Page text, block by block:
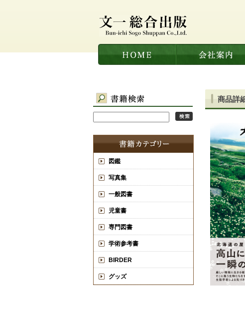
図鑑
写真集
一般図書
児童書
専門図書
学術参考書
BIRDER
グッズ
商品詳